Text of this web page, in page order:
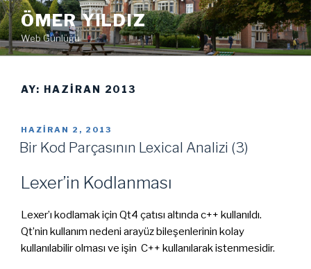
İçeriğe
geç ÖMER YILDIZ
Web Günlüğü
AY: HAZIRAN 2013
YAYIM
TARIHI
HAZIRAN 2, 2013
Bir Kod Parçasının Lexical Analizi (3)
Lexer’in Kodlanması
Lexer’ı kodlamak için Qt4 çatısı altında c++ kullanıldı.
Qt’nin kullanım nedeni arayüz bileşenlerinin kolay
kullanılabilir olması ve işin C++ kullanılarak istenmesidir.